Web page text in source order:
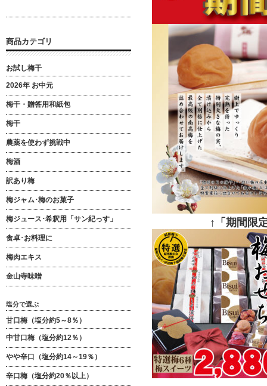
↑「期間限
商品カテゴリ
お試し梅干
2026年 お中元
梅干・贈答用和紙包
梅干
農薬を使わず挑戦中
梅酒
訳あり梅
梅ジャム･梅のお菓子
梅ジュース･希釈用「サン紀っす」
食卓･お料理に
梅肉エキス
金山寺味噌
塩分で選ぶ
甘口梅（塩分約5～8％）
中甘口梅（塩分約12％）
やや辛口（塩分約14～19％）
辛口梅（塩分約20％以上）